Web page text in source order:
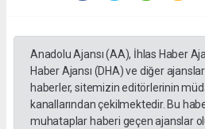
Anadolu Ajansı (AA), İhlas Haber
Haber Ajansı (DHA) ve diğer
haberler, sitemizin editörlerinin
kanallarından çekilmektedir. Bu
muhataplar haberi geçen ajanslar